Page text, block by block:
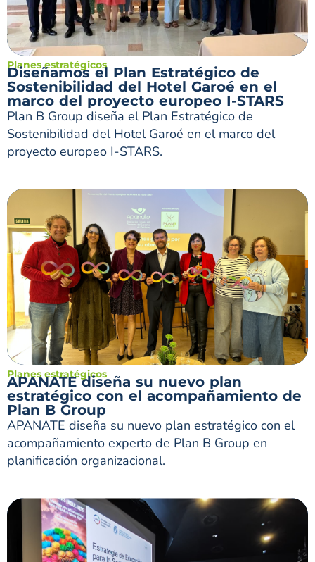
Planes estratégicos
Diseñamos el Plan Estratégico de
Sostenibilidad del Hotel Garoé en el
marco del proyecto europeo I-STARS
Plan B Group diseña el Plan Estratégico de
Sostenibilidad del Hotel Garoé en el marco del
proyecto europeo I-STARS.
Planes estratégicos
APANATE diseña su nuevo plan
estratégico con el acompañamiento de
Plan B Group
APANATE diseña su nuevo plan estratégico con el
acompañamiento experto de Plan B Group en
planificación organizacional.